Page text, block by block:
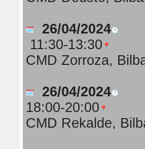
26/04/2024
11:30-13:30
CMD Zorroza,
26/04/2024
18:00-20:00
CMD Rekalde,